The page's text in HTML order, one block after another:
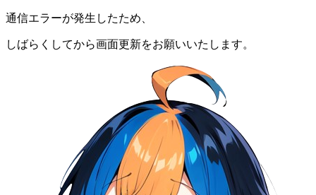
通信エラーが発生したため、
しばらくしてから画面更新をお願いいたします。